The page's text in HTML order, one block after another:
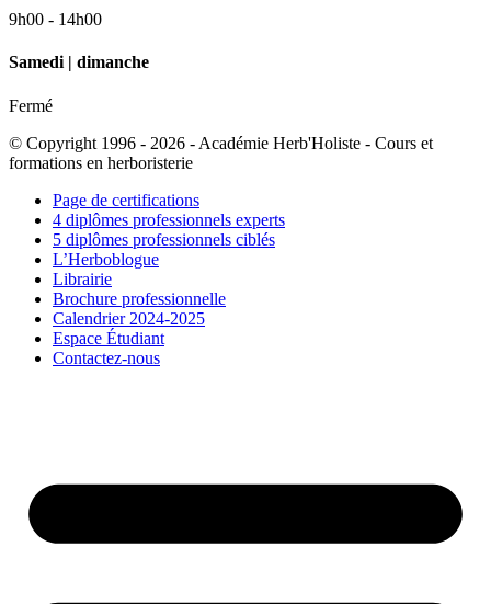
9h00 - 14h00
Samedi | dimanche
Fermé
© Copyright 1996 - 2026 - Académie Herb'Holiste - Cours et
formations en herboristerie
Page de certifications
4 diplômes professionnels experts
5 diplômes professionnels ciblés
L’Herboblogue
Librairie
Brochure professionnelle
Calendrier 2024-2025
Espace Étudiant
Contactez-nous